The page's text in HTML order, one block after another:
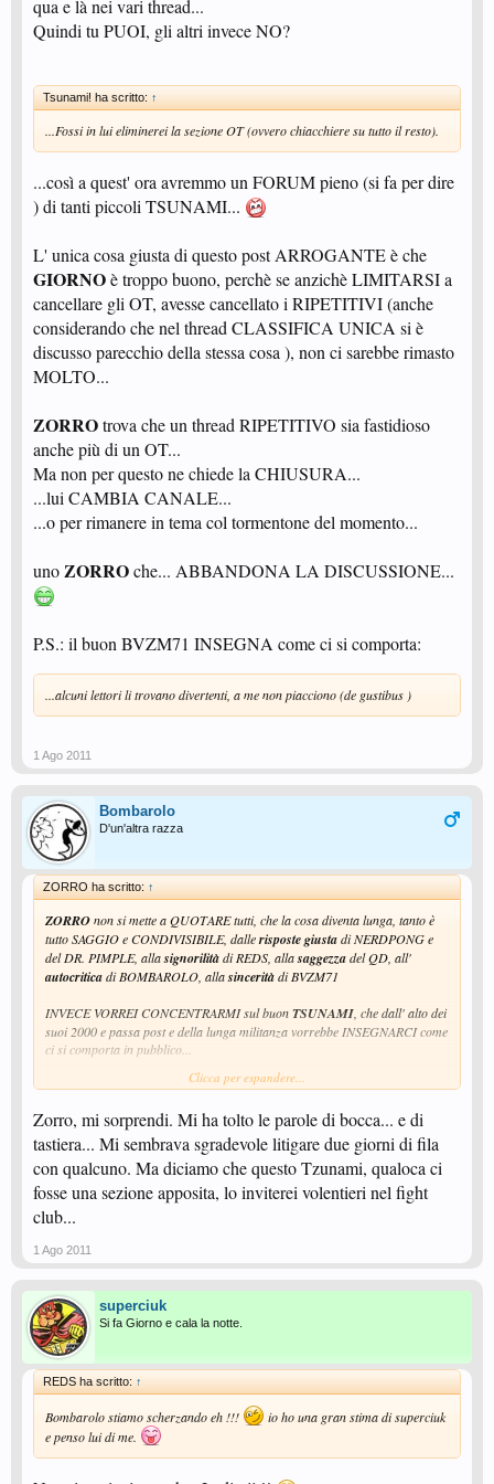
qua e là nei vari thread...
Quindi tu PUOI, gli altri invece NO?
Tsunami! ha scritto: ↑
...Fossi in lui eliminerei la sezione OT (ovvero chiacchiere su tutto il resto).
...così a quest' ora avremmo un FORUM pieno (si fa per dire
) di tanti piccoli TSUNAMI...
L' unica cosa giusta di questo post ARROGANTE è che
GIORNOè troppo buono, perchè se anzichè LIMITARSI a
cancellare gli OT, avesse cancellato i RIPETITIVI (anche
considerando che nel thread CLASSIFICA UNICA si è
discusso parecchio della stessa cosa ), non ci sarebbe rimasto
MOLTO...
ZORROtrova che un thread RIPETITIVO sia fastidioso
anche più di un OT...
Ma non per questo ne chiede la CHIUSURA...
...lui CAMBIA CANALE...
...o per rimanere in tema col tormentone del momento...
unoZORROche... ABBANDONA LA DISCUSSIONE...
P.S.: il buon BVZM71 INSEGNA come ci si comporta:
...alcuni lettori li trovano divertenti, a me non piacciono (de gustibus )
1 Ago 2011
Bombarolo
D'un'altra razza
ZORRO ha scritto: ↑
ZORROnon si mette a QUOTARE tutti, che la cosa diventa lunga, tanto è
tutto SAGGIO e CONDIVISIBILE, dallerisposte giustadi NERDPONG e
del DR. PIMPLE, allasignorilitàdi REDS, allasaggezzadel QD, all'
autocriticadi BOMBAROLO, allasinceritàdi BVZM71
INVECE VORREI CONCENTRARMI sul buonTSUNAMI , che dall' alto dei
suoi 2000 e passa post e della lunga militanza vorrebbe INSEGNARCI come
ci si comporta in pubblico...
Se non sai NULLA dell' argomento e nemmeno ti ti INTERESSA, cosa
INTERVIENI a fare?
E visto che non SAI NULLA, che cosa ARGOMENTI?
Inoltre ti è passato per la testa che potrebbero non interessarci queste tue
affermazioni GRATUITE?
A parte che "far caciara "te lo tieni per te, e bada ben, non eraZORROuno
dei due litiganti, ma dà fastidio lo stesso questo modo di esprimersi da
SUPERIORE
, se c' è qualcosa che non t' aggrada puoi sempre CAMBIARE
canale...
Questo FORUM, nei limiti delle poche e GIUSTE regole da rispettare, è
DEMOCRATICO
ZORROsta facendo adesso, senza permettersi di dare LEZIONI a
nessuno...
GIORNO
binari.
Clicca per espandere...
Zorro, mi sorprendi. Mi ha tolto le parole di bocca... e di
tastiera... Mi sembrava sgradevole litigare due giorni di fila
con qualcuno. Ma diciamo che questo Tzunami, qualoca ci
fosse una sezione apposita, lo inviterei volentieri nel fight
club...
1 Ago 2011
superciuk
Si fa Giorno e cala la notte.
REDS ha scritto: ↑
Bombarolo stiamo scherzando eh !!!
io ho una gran stima di superciuk
e penso lui di me.